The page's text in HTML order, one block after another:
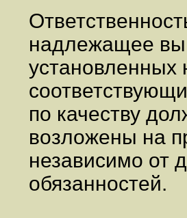
надлежащее
установленных
по качеству
возложены на
независимо от
обязанностей.